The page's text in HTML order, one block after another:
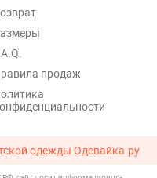
продаж
одежды Одевайка.ру